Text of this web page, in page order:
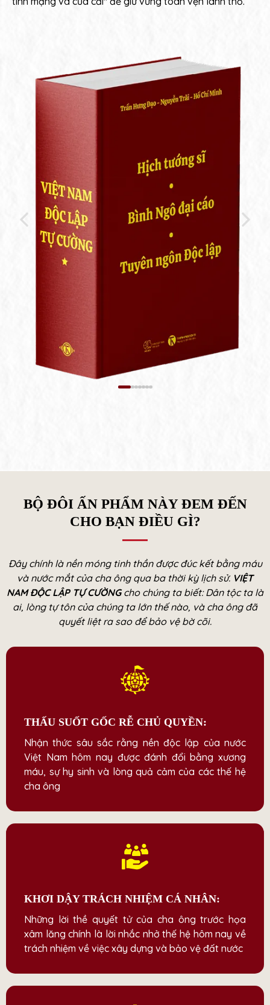
BỘ ĐÔI ẤN PHẨM NÀY ĐEM ĐẾN
CHO BẠN ĐIỀU GÌ?
Đây chính là nền móng tinh thần được đúc kết bằng máu
và nước mắt của cha ông qua ba thời kỳ lịch sử. VIỆT
NAM ĐỘC LẬP TỰ CƯỜNGcho chúng ta biết: Dân tộc ta là
ai, lòng tự tôn của chúng ta lớn thế nào, và cha ông đã
quyết liệt ra sao để bảo vệ bờ cõi.
THẤU SUỐT GỐC RỄ CHỦ QUYỀN:
Nhận thức sâu sắc rằng nền độc lập của nước
Việt Nam hôm nay được đánh đổi bằng xương
máu, sự hy sinh và lòng quả cảm của các thế hệ
cha ông
KHƠI DẬY TRÁCH NHIỆM CÁ NHÂN:
Những lời thề quyết tử của cha ông trước họa
xâm lăng chính là lời nhắc nhở thế hệ hôm nay về
trách nhiệm về việc xây dựng và bảo vệ đất nước